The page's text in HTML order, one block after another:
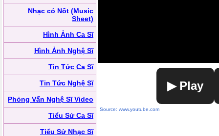
Nhạc có Nốt (Music
Sheet)
Hình Ảnh Ca Sĩ
Hình Ảnh Nghệ Sĩ
Tin Tức Ca Sĩ
Tin Tức Nghệ Sĩ
Phỏng Vấn Nghệ Sĩ Video
Tiểu Sử Ca Sĩ
Tiểu Sử Nhạc Sĩ
▶ Play
Source: www.youtube.com